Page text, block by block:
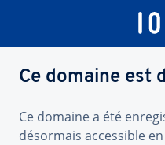
Ce domaine est
Ce domaine a été
désormais accessible